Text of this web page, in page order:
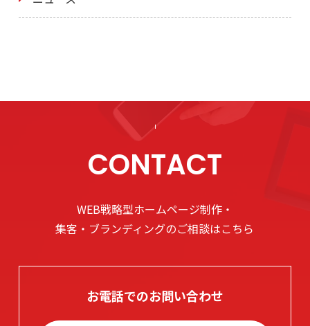
CONTACT
WEB戦略型ホームページ制作・
集客・ブランディングのご相談はこちら
お電話でのお問い合わせ